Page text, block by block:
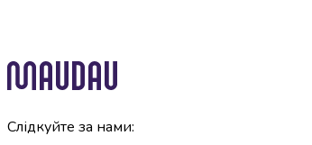
Крупи
Гречана
Слідкуйте за нами: